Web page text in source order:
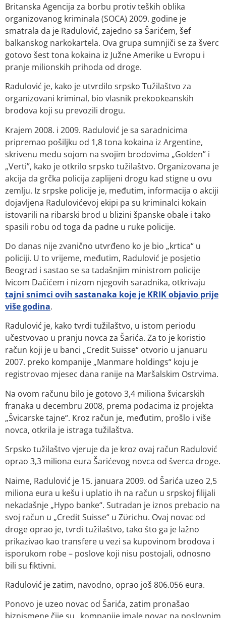
Britanska Agencija za borbu protiv teških oblika
organizovanog kriminala (SOCA) 2009. godine je
smatrala da je Radulović, zajedno sa Šarićem, šef
balkanskog narkokartela. Ova grupa sumnjiči se za šverc
gotovo šest tona kokaina iz Južne Amerike u Evropu i
pranje milionskih prihoda od droge.
Radulović je, kako je utvrdilo srpsko Tužilaštvo za
organizovani kriminal, bio vlasnik prekookeanskih
brodova koji su prevozili drogu.
Krajem 2008. i 2009. Radulović je sa saradnicima
pripremao pošiljku od 1,8 tona kokaina iz Argentine,
skrivenu među sojom na svojim brodovima „Golden” i
„Verti”, kako je otkrilo srpsko tužilaštvo. Organizovana je
akcija da grčka policija zaplijeni drogu kad stigne u ovu
zemlju. Iz srpske policije je, međutim, informacija o akciji
dojavljena Radulovićevoj ekipi pa su kriminalci kokain
istovarili na ribarski brod u blizini španske obale i tako
spasili robu od toga da padne u ruke policije.
Do danas nije zvanično utvrđeno ko je bio „krtica“ u
policiji. U to vrijeme, međutim, Radulović je posjetio
Beograd i sastao se sa tadašnjim ministrom policije
Ivicom Dačićem i nizom njegovih saradnika, otkrivaju
tajni snimci ovih sastanaka koje je KRIK objavio prije
više godina.
Radulović je, kako tvrdi tužilaštvo, u istom periodu
učestvovao u pranju novca za Šarića. Za to je koristio
račun koji je u banci „Credit Suisse“ otvorio u januaru
2007. preko kompanije „Manmare holdings“ koju je
registrovao mjesec dana ranije na Maršalskim Ostrvima.
Na ovom računu bilo je gotovo 3,4 miliona švicarskih
franaka u decembru 2008, prema podacima iz projekta
„Švicarske tajne“. Kroz račun je, međutim, prošlo i više
novca, otkrila je istraga tužilaštva.
Srpsko tužilaštvo vjeruje da je kroz ovaj račun Radulović
oprao 3,3 miliona eura Šarićevog novca od šverca droge.
Naime, Radulović je 15. januara 2009. od Šarića uzeo 2,5
miliona eura u kešu i uplatio ih na račun u srpskoj filijali
nekadašnje „Hypo banke“. Sutradan je iznos prebacio na
svoj račun u „Credit Suisse“ u Zϋrichu. Ovaj novac od
droge oprao je, tvrdi tužilaštvo, tako što ga je lažno
prikazivao kao transfere u vezi sa kupovinom brodova i
isporukom robe – poslove koji nisu postojali, odnosno
bili su fiktivni.
Radulović je zatim, navodno, oprao još 806.056 eura.
Ponovo je uzeo novac od Šarića, zatim pronašao